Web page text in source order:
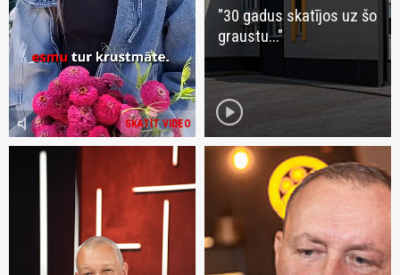
SKATĪT VIDEO
volume_mute
"30 gadus skatījos uz šo
graustu..."
play_circle